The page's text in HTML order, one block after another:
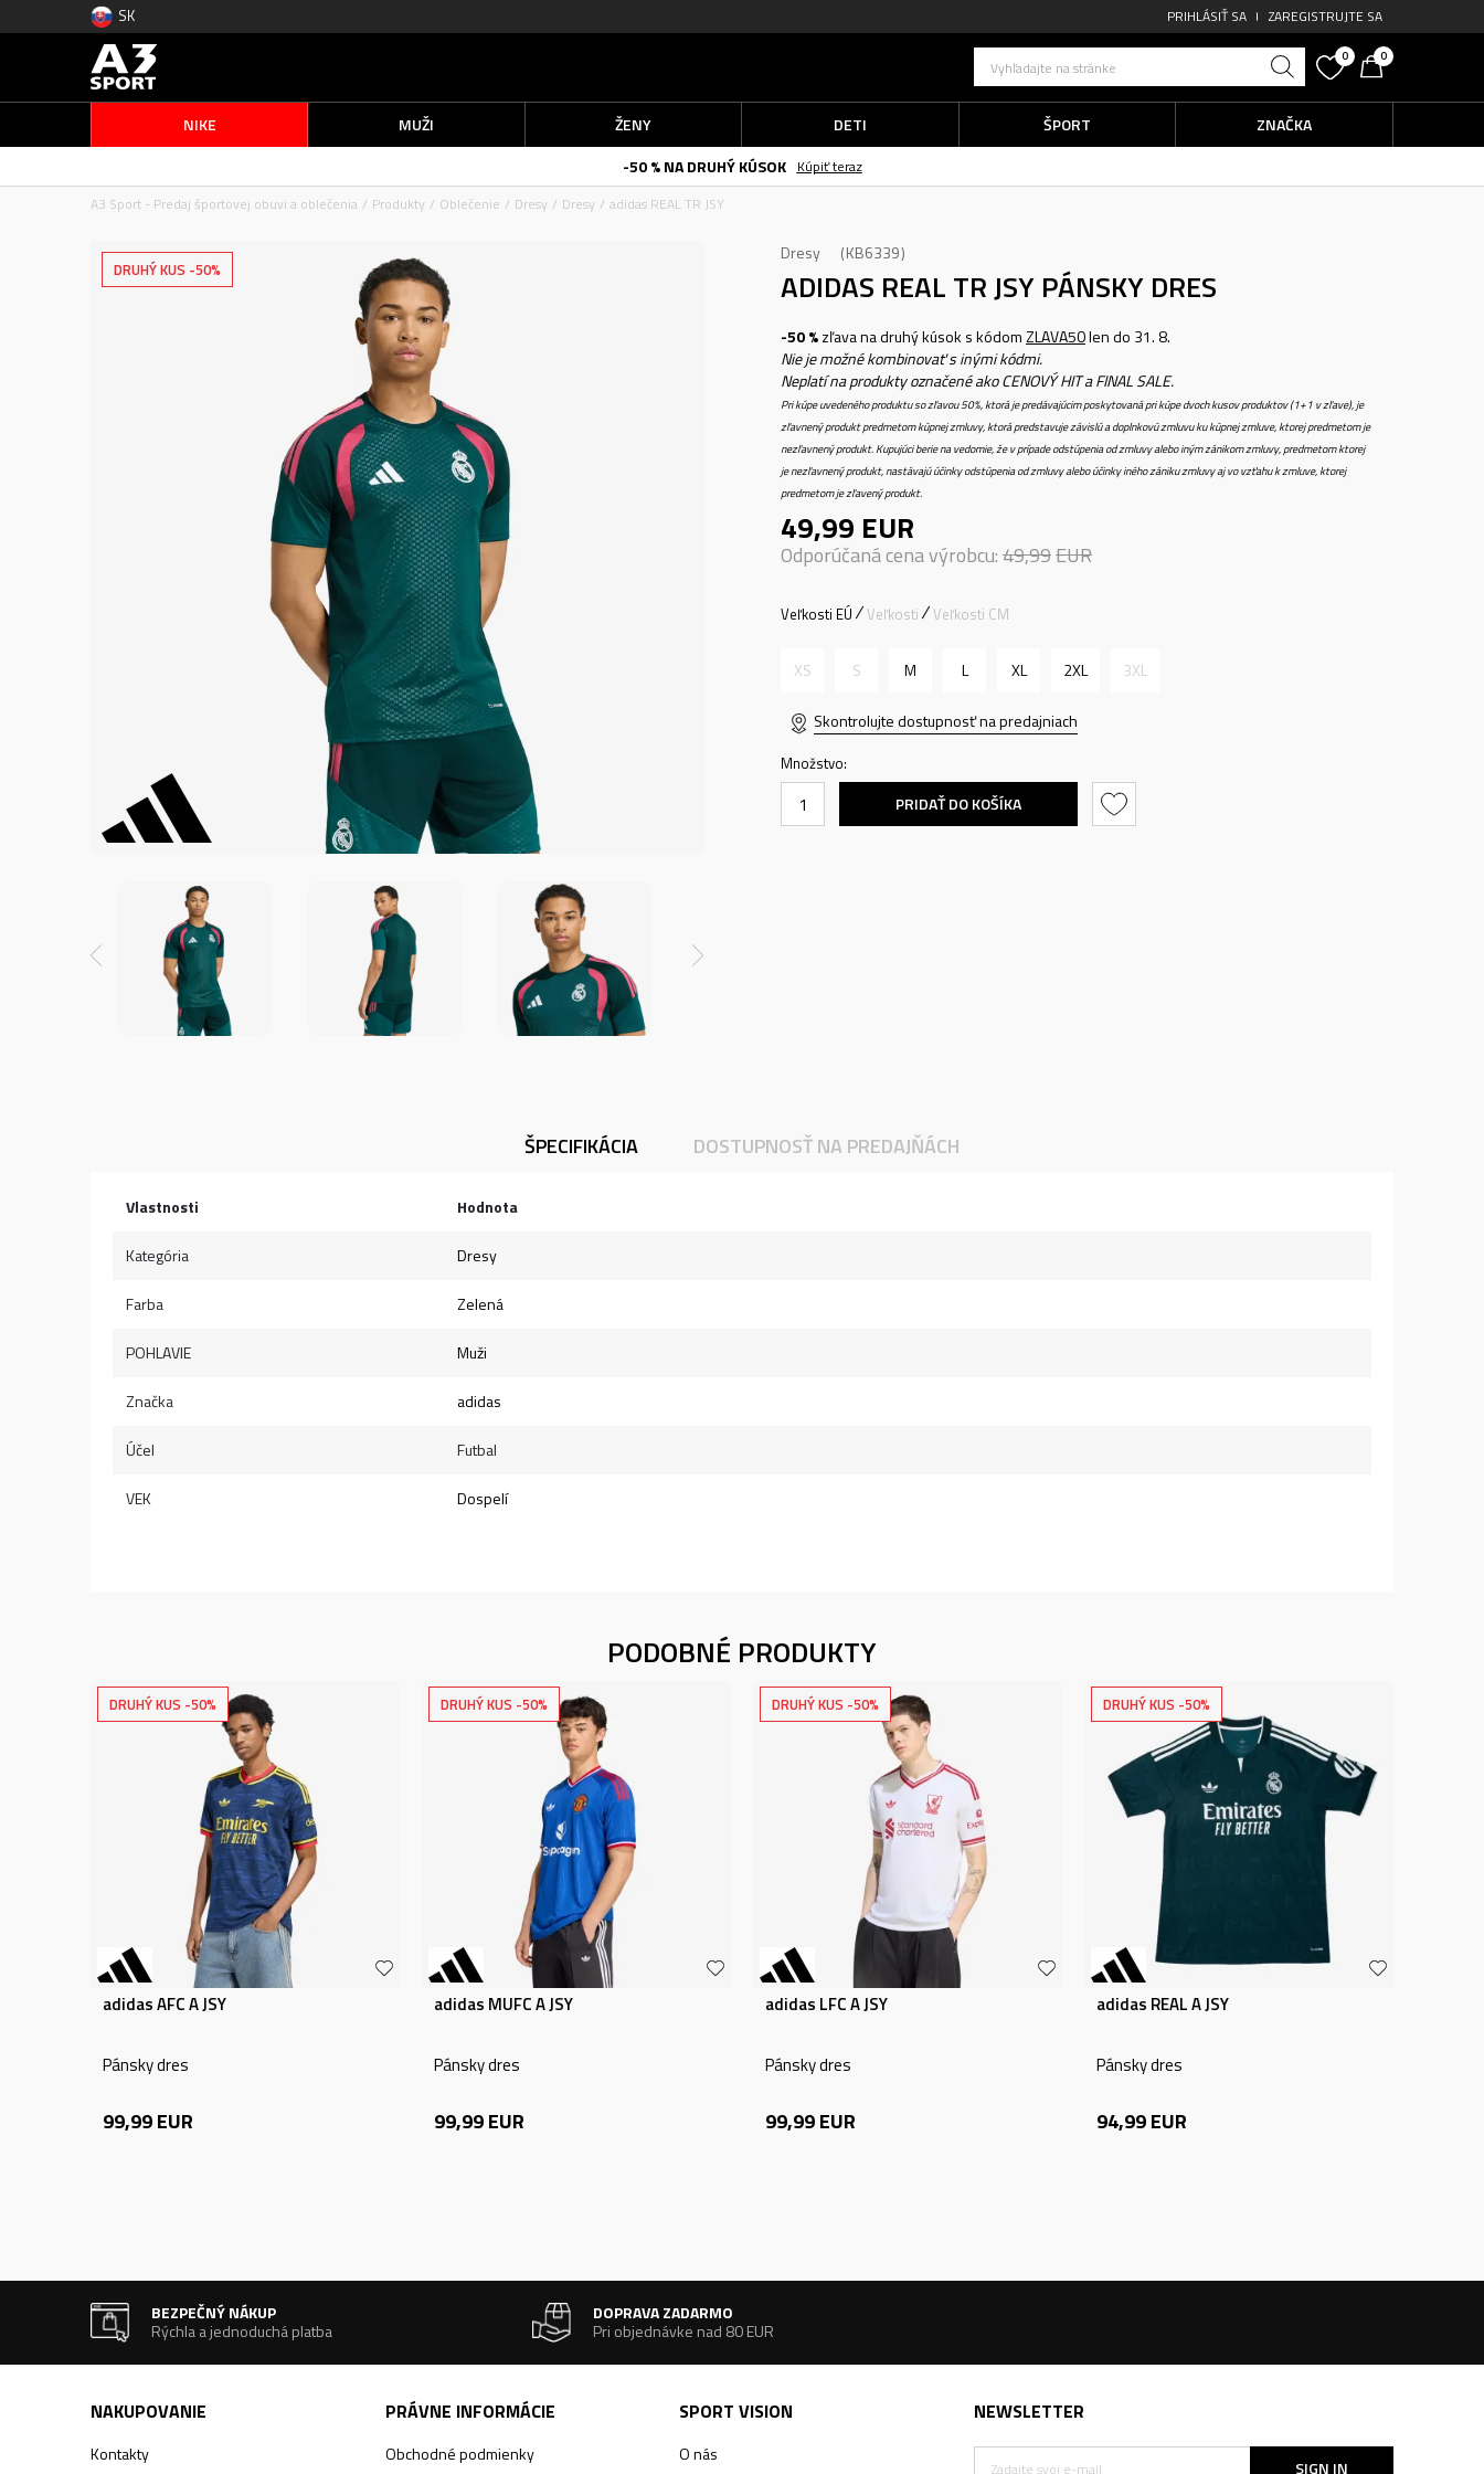
SK PRIHLÁSIŤ SA ZAREGISTRUJTE SA
Vyhľadajte na stránke
0 0
NIKE MUŽI ŽENY DETI ŠPORT
ZNAČKA
-50 % NA DRUHÝ KÚSOK
Kúpiť teraz
A3 Sport - Predaj športovej obuvi a oblečenia
Produkty Oblečenie Dresy Dresy adidas REAL TR JSY
DRUHÝ KUS -50%
Dresy KB6339
ADIDAS REAL TR JSY PÁNSKY DRES
-50 %zľava na druhý kúsok s kódomZLAVA50len do 31. 8.
Nie je možné kombinovať s inými kódmi.
Neplatí na produkty označené ako CENOVÝ HIT a FINAL SALE.
Pri kúpe uvedeného produktu so zľavou 50%, ktorá je predávajúcim poskytovaná pri kúpe dvoch kusov produktov (1+1 v zľave), je
zľavnený produkt predmetom kúpnej zmluvy, ktorá predstavuje závislú a doplnkovú zmluvu ku kúpnej zmluve, ktorej predmetom je
nezľavnený produkt. Kupujúci berie na vedomie, že v prípade odstúpenia od zmluvy alebo iným zánikom zmluvy, predmetom ktorej
je nezľavnený produkt, nastávajú účinky odstúpenia od zmluvy alebo účinky iného zániku zmluvy aj vo vzťahu k zmluve, ktorej
predmetom je zľavený produkt.
49,99 EUR
Odporúčaná cena výrobcu:49,99EUR
Veľkosti EÚ Veľkosti Veľkosti CM
XS S M L XL 2XL 3XL
Skontrolujte dostupnosť na predajniach
Množstvo:
PRIDAŤ DO KOŠÍKA
ŠPECIFIKÁCIA DOSTUPNOSŤ NA PREDAJŇÁCH
Vlastnosti Hodnota
Kategória Dresy
Farba Zelená
POHLAVIE Muži
Značka adidas
Účel Futbal
VEK Dospelí
PODOBNÉ PRODUKTY
DRUHÝ KUS -50%
adidas AFC A JSY
Pánsky dres
99,99EUR
DRUHÝ KUS -50%
adidas MUFC A JSY
Pánsky dres
99,99EUR
DRUHÝ KUS -50%
adidas LFC A JSY
Pánsky dres
99,99EUR
DRUHÝ KUS -50%
adidas REAL A JSY
Pánsky dres
94,99EUR
BEZPEČNÝ NÁKUP
Rýchla a jednoduchá platba
DOPRAVA ZADARMO
Pri objednávke nad 80 EUR
NAKUPOVANIE
Kontakty
PRÁVNE INFORMÁCIE
Obchodné podmienky
SPORT VISION
O nás
NEWSLETTER
SIGN IN